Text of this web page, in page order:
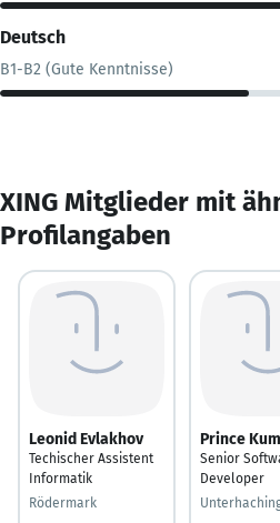
Deutsch
B1-B2 (Gute Kenntnisse)
XING Mitglieder mit
Profilangaben
Leonid Evlakhov
Techischer Assistent
Informatik
Rödermark
Prince
Senior
Developer